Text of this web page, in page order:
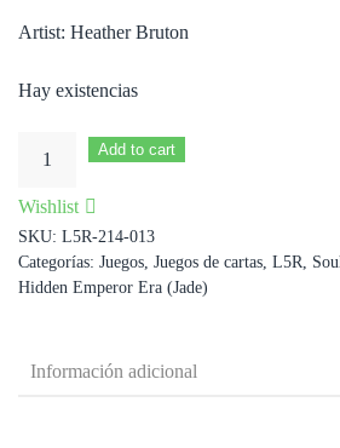
Artist: Heather Bruton
Hay existencias
cantidad
Add to cart
Wishlist
SKU: L5R-214-013
Categorías: Juegos, Juegos de cartas, L5R,
Hidden Emperor Era (Jade)
Información adicional